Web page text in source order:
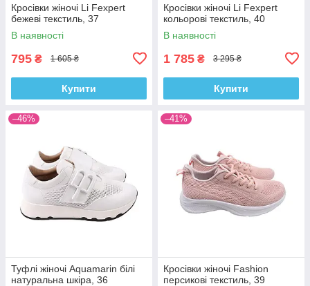
Кросівки жіночі Li Fexpert
бежеві текстиль, 37
В наявності
795 ₴ 1 605 ₴
Купити
Кросівки жіночі Li Fexpert
кольорові текстиль, 40
В наявності
1 785 ₴ 3 295 ₴
Купити
–46%
Туфлі жіночі Aquamarin білі
натуральна шкіра, 36
–41%
Кросівки жіночі Fashion
персикові текстиль, 39